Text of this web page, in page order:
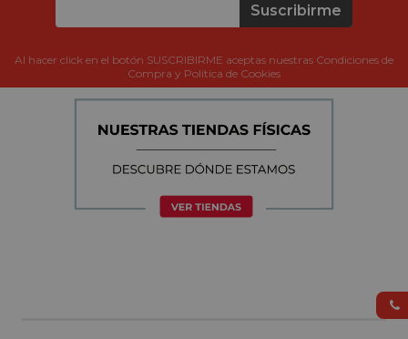
Suscribirme
Al hacer click en el botón SUSCRIBIRME aceptas nuestras Condiciones de
Compra y Política de Cookies